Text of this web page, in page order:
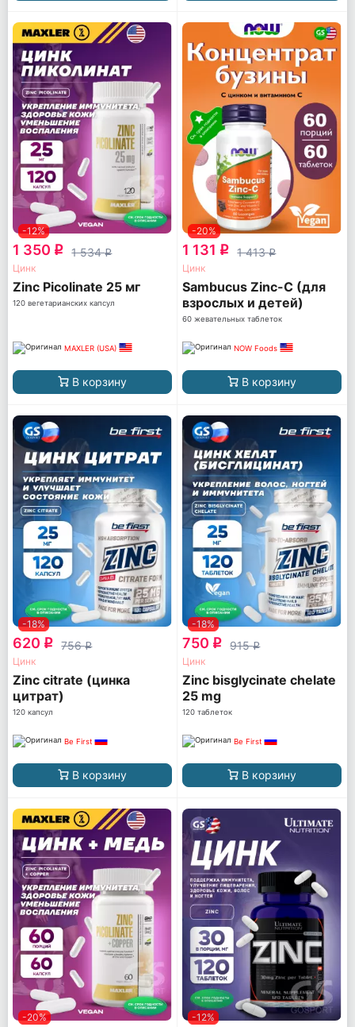
-12%
1 350 q 1 534q
Цинк
Zinc Picolinate 25 мг
120 вегетарианских капсул
MAXLER (USA)
В корзину
-20%
1 131 q 1 413q
Цинк
Sambucus Zinc-C (для
взрослых и детей)
60 жевательных таблеток
NOW Foods
В корзину
-18%
620 q 756q
Цинк
Zinc citrate (цинка
цитрат)
120 капсул
Be First
В корзину
-18%
750 q 915q
Цинк
Zinc bisglycinate chelate
25 mg
120 таблеток
Be First
В корзину
-20% -12%